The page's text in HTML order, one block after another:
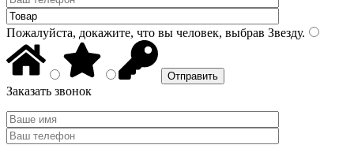
Пожалуйста, докажите, что вы человек, выбрав Звезду.
Заказать звонок